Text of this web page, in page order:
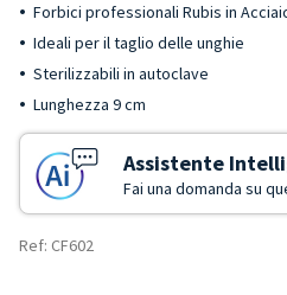
Forbici professionali Rubis in
Ideali per il taglio delle unghie
Sterilizzabili in autoclave
Lunghezza 9 cm
Assistente
Fai una domanda su
Ref: CF602